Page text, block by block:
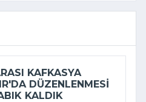
KAFKASYA
DÜZENLENMESI
KALDIK